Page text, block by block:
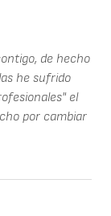
de hecho
he sufrido
el
por cambiar